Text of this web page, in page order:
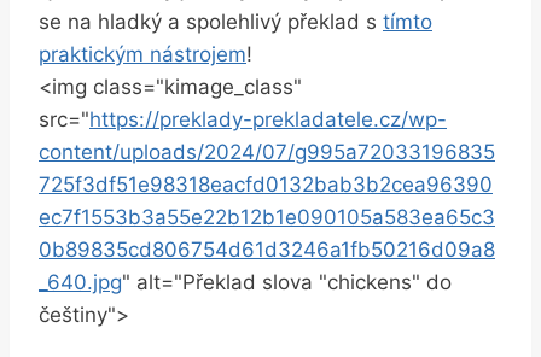
se na hladký a spolehlivý překlad s tímto
praktickým nástrojem!
<img class="kimage_class"
src="https://preklady-prekladatele.cz/wp-
content/uploads/2024/07/g995a72033196835
725f3df51e98318eacfd0132bab3b2cea96390
ec7f1553b3a55e22b12b1e090105a583ea65c3
0b89835cd806754d61d3246a1fb50216d09a8
_640.jpg" alt="Překlad slova "chickens" do
češtiny">